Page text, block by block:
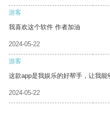
游客
我喜欢这个软件 作者加油
2024-05-22
游客
这款app是我娱乐的好帮手，让我能
2024-05-22